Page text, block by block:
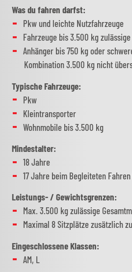
Was du fahren darfst:
Pkw und leichte Nutzfahrzeuge
Fahrzeuge bis 3.500 kg
Anhänger bis 750 kg oder
Kombination 3.500 kg nicht
Typische Fahrzeuge:
Pkw
Kleintransporter
Wohnmobile bis 3.500 kg
Mindestalter:
18 Jahre
17 Jahre beim Begleiteten Fahren
Leistungs- / Gewichtsgrenzen:
Max. 3.500 kg zulässige
Maximal 8 Sitzplätze zusätzlich
Eingeschlossene Klassen:
AM, L